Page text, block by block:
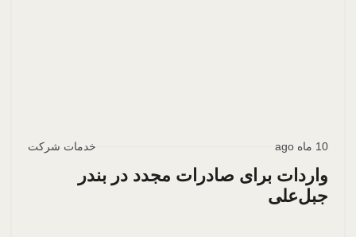
10 ماه ago خدمات شرکت
واردات برای صادرات مجدد در بندر
جبل‌علی